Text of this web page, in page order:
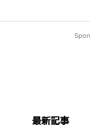
最新記事